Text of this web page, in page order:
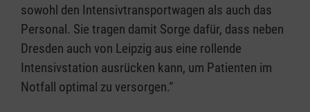
sowohl den Intensivtransportwagen als auch das
Personal. Sie tragen damit Sorge dafür, dass neben
Dresden auch von Leipzig aus eine rollende
Intensivstation ausrücken kann, um Patienten im
Notfall optimal zu versorgen.“